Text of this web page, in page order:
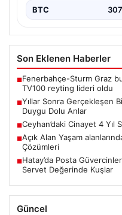
BTC
Son Eklenen Haberler
■Fenerbahçe-Sturm Graz
TV100 reyting lideri oldu
■Yıllar Sonra Gerçekleşen
Duygu Dolu Anlar
■Ceyhan’daki Cinayet 4 Yıl
■Açık Alan Yaşam
Çözümleri
■Hatay’da Posta
Servet Değerinde Kuşlar
Güncel